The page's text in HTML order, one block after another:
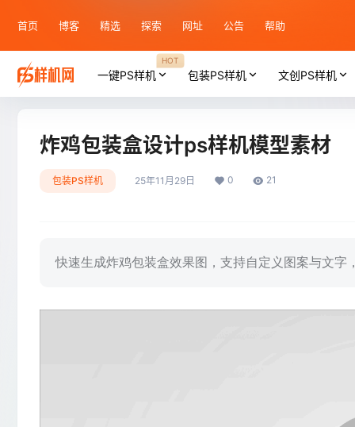
首页 博客 精选 探索 网址 公告 帮助
一键PS样机
HOT
包装PS样机 文创PS样机
炸鸡包装盒设计ps样机模型素材
包装PS样机 25年11月29日 0 21
快速生成炸鸡包装盒效果图，支持自定义图案与文字